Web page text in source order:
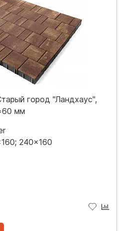
город "Ландхаус",
мм
240x160